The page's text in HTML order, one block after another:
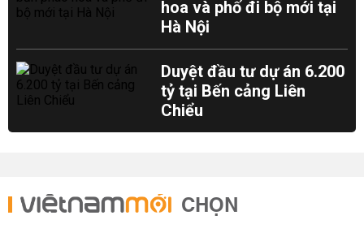
hoa và phố đi bộ mới tại
Hà Nội
Duyệt đầu tư dự án 6.200
tỷ tại Bến cảng Liên
Chiểu
CHỌN